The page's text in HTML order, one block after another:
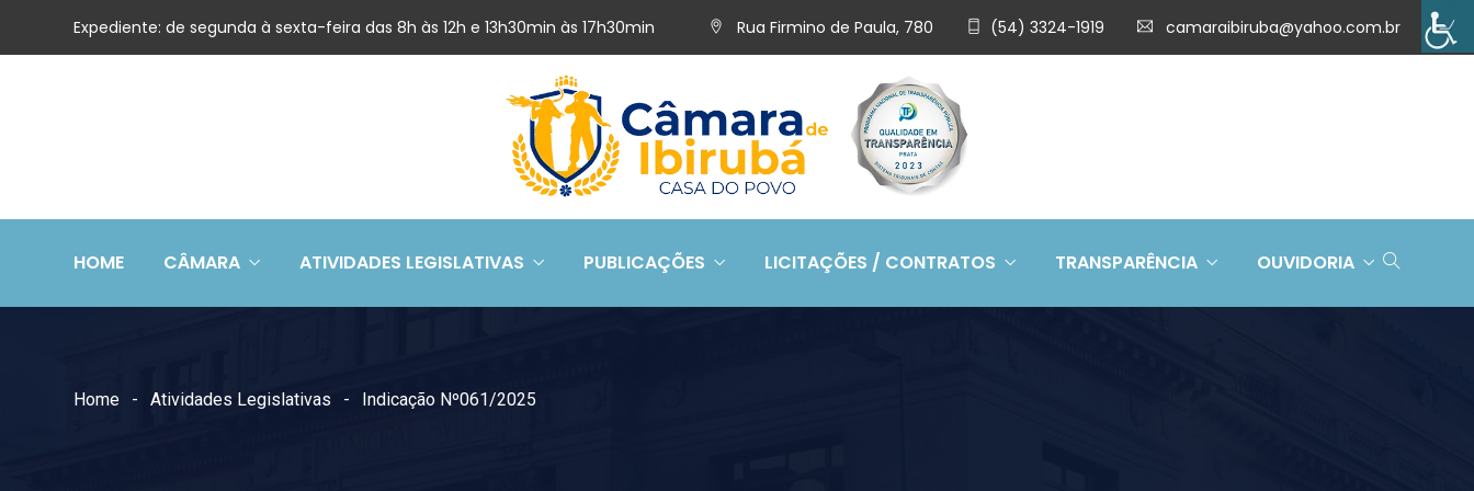
Expediente: de segunda à sexta-feira das 8h às 12h e 13h30min às 17h30min Rua Firmino de Paula, 780 (54) 3324-1919 camaraibiruba@yahoo.com.br
HOME CÂMARA ATIVIDADES LEGISLATIVAS PUBLICAÇÕES LICITAÇÕES / CONTRATOS TRANSPARÊNCIA OUVIDORIA
Home Atividades Legislativas Indicação Nº061/2025